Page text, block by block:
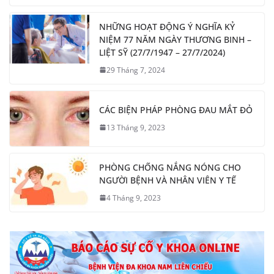
NHỮNG HOẠT ĐỘNG Ý NGHĨA KỶ
NIỆM 77 NĂM NGÀY THƯƠNG BINH –
LIỆT SỸ (27/7/1947 – 27/7/2024)
29 Tháng 7, 2024
CÁC BIỆN PHÁP PHÒNG ĐAU MẮT ĐỎ
13 Tháng 9, 2023
PHÒNG CHỐNG NẮNG NÓNG CHO
NGƯỜI BỆNH VÀ NHÂN VIÊN Y TẾ
4 Tháng 9, 2023